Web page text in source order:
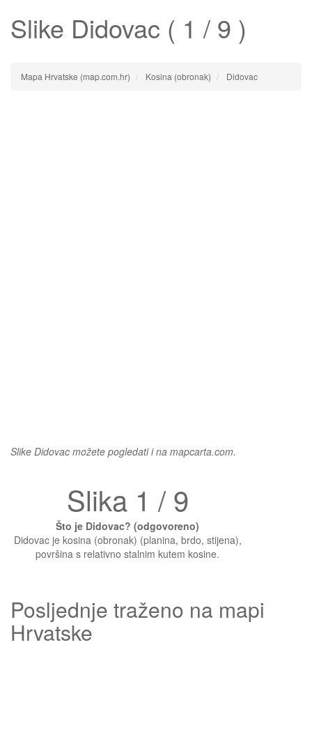
Slike Didovac ( 1 / 9 )
Mapa Hrvatske (map.com.hr) Kosina (obronak) Didovac
Slike Didovac možete pogledati i na mapcarta.com.
Slika 1 / 9
Što je Didovac? (odgovoreno)
Didovac je kosina (obronak) (planina, brdo, stijena),
površina s relativno stalnim kutem kosine.
Posljednje traženo na mapi
Hrvatske